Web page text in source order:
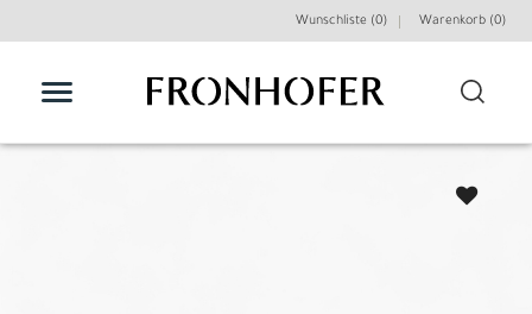
Wunschliste (0) Warenkorb (0)